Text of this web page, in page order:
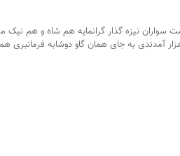
سواران نیزه گذار گرانمایه هم شاه و هم نیک
آمدندی به جای همان گاو دوشابه فرمانبری